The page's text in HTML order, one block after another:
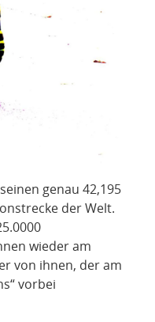
genau 42,195
der Welt.
wieder am
von ihnen, der am
vorbei